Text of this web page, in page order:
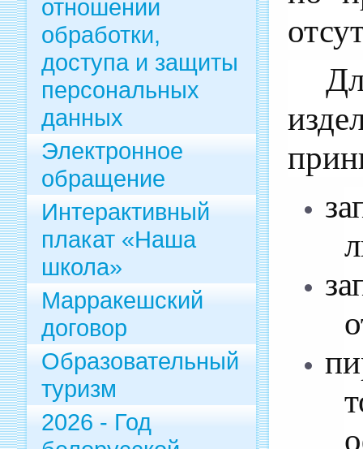
отношении
обработки,
доступа и защиты
персональных
данных
Электронное
обращение
Интерактивный
плакат «Наша
школа»
Марракешский
договор
Образовательный
туризм
2026 - Год